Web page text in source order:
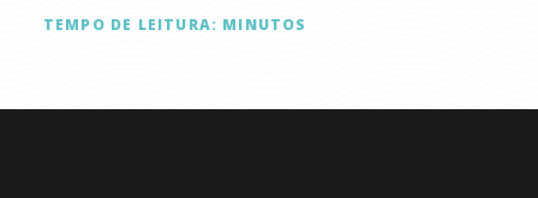
TEMPO DE LEITURA: MINUTOS